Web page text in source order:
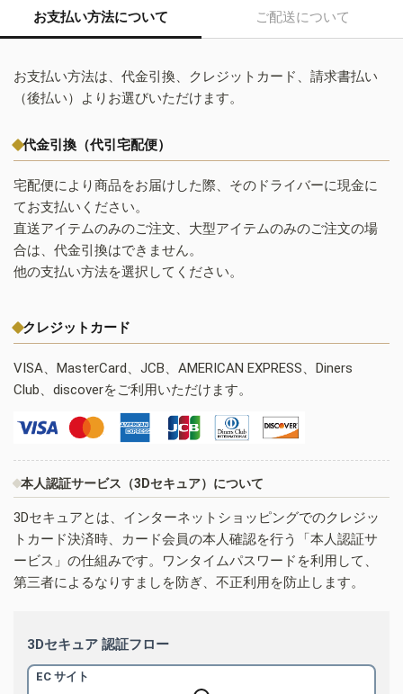
お支払い方法について ご配送について
お支払い方法は、代金引換、クレジットカード、請求書払い
（後払い）よりお選びいただけます。
代金引換（代引宅配便）
宅配便により商品をお届けした際、そのドライバーに現金に
てお支払いください。
直送アイテムのみのご注文、大型アイテムのみのご注文の場
合は、代金引換はできません。
他の支払い方法を選択してください。
クレジットカード
VISA、MasterCard、JCB、AMERICAN EXPRESS、Diners
Club、discoverをご利用いただけます。
本人認証サービス（3Dセキュア）について
3Dセキュアとは、インターネットショッピングでのクレジッ
トカード決済時、カード会員の本人確認を行う「本人認証サ
ービス」の仕組みです。ワンタイムパスワードを利用して、
第三者によるなりすましを防ぎ、不正利用を防止します。
3Dセキュア 認証フロー
EC サイト